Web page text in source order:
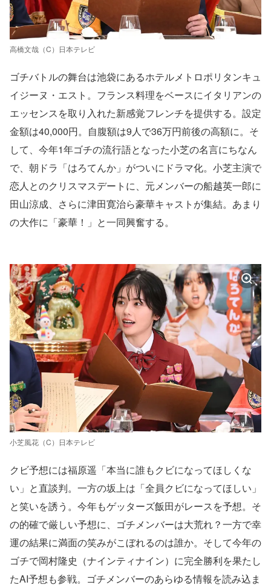
高橋文哉（C）日本テレビ
ゴチバトルの舞台は池袋にあるホテルメトロポリタンキュ
イジーヌ・エスト。フランス料理をベースにイタリアンの
エッセンスを取り入れた新感覚フレンチを提供する。設定
金額は40,000円。自腹額は9人で36万円前後の高額に。そ
して、今年1年ゴチの流行語となった小芝の名言にちなん
で、朝ドラ「はろてんか」がついにドラマ化。小芝主演で
恋人とのクリスマスデートに、元メンバーの船越英一郎に
田山涼成、さらに津田寛治ら豪華キャストが集結。あまり
の大作に「豪華！」と一同興奮する。
小芝風花（C）日本テレビ
クビ予想には福原遥「本当に誰もクビになってほしくな
い」と直談判。一方の坂上は「全員クビになってほしい」
と笑いを誘う。今年もゲッターズ飯田がレースを予想。そ
の的確で厳しい予想に、ゴチメンバーは大荒れ？一方で幸
運の結果に満面の笑みがこぼれるのは誰か。そして今年の
ゴチで岡村隆史（ナインティナイン）に完全勝利を果たし
たAI予想も参戦。ゴチメンバーのあらゆる情報を読み込ま